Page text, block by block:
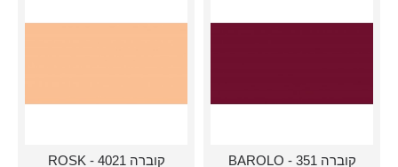
קוברה 351 - BAROLO קוברה 4021 - ROSK